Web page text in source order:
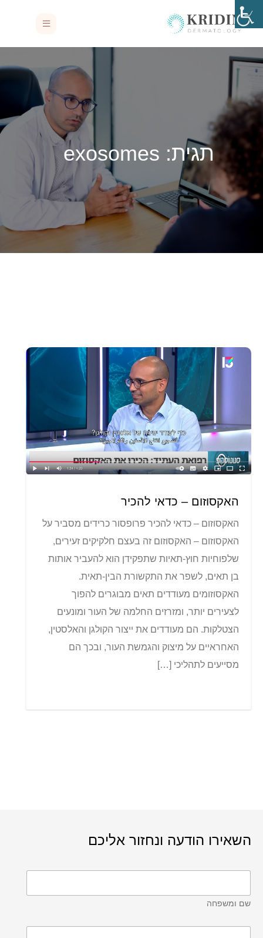
תגית: exosomes
האקסוזום – כדאי להכיר
האקסוזום – כדאי להכיר פרופסור כרידים מסביר על
האקסוזום – האקסוזום זה בעצם חלקיקים זעירים,
שלפוחיות חוץ-תאיות שתפקידן הוא להעביר אותות
בן תאים, לשפר את התקשורת הבין-תאית.
האקסוזומים מעודדים תאים מבוגרים להפוך
לצעירים יותר, ומזרזים החלמה של העור ומונעים
הצטלקות. הם מעודדים את ייצור הקולגן והאלסטין,
האחראיים על מיצוק והגמשת העור, ובכך הם
מסייעים לתהליכי […]
השאירו הודעה ונחזור אליכם
שם ומשפחה